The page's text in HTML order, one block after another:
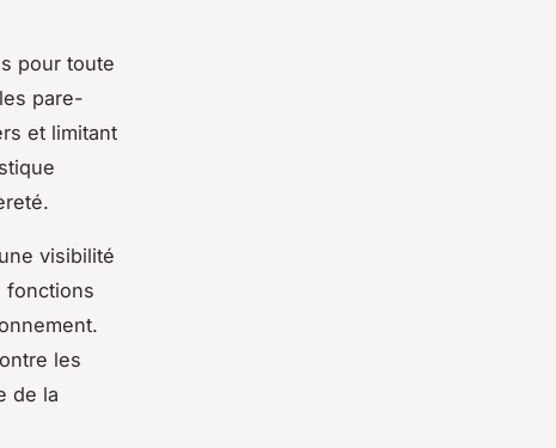
pour toute
pare-
et limitant
visibilité
fonctions
les
de la